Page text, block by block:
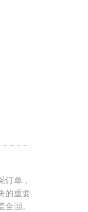
单，
的重要
国。